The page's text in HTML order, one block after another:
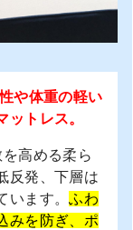
や体重の軽い
トレス。
高める柔ら
反発、下層は
います。ふわ
みを防ぎ、ポ